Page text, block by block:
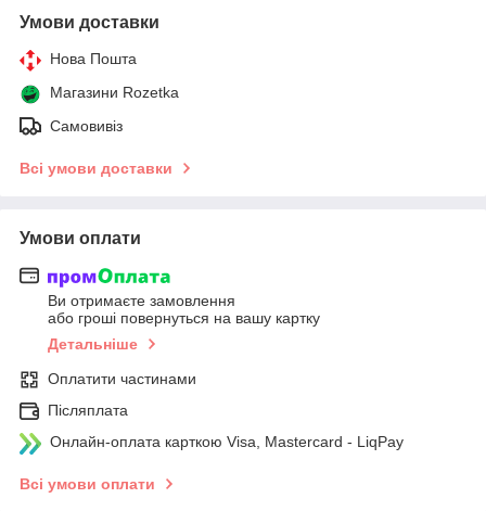
Умови доставки
Нова Пошта
Магазини Rozetka
Самовивіз
Всі умови доставки
Умови оплати
Ви отримаєте замовлення
або гроші повернуться на вашу картку
Детальніше
Оплатити частинами
Післяплата
Онлайн-оплата карткою Visa, Mastercard - LiqPay
Всі умови оплати